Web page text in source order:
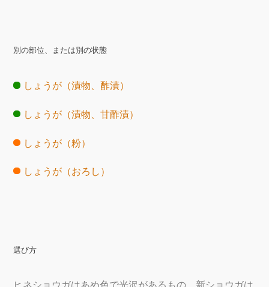
別の部位、または別の状態
しょうが（漬物、酢漬）
しょうが（漬物、甘酢漬）
しょうが（粉）
しょうが（おろし）
選び方
ヒネショウガはあめ色で光沢があるもの、新ショウガは